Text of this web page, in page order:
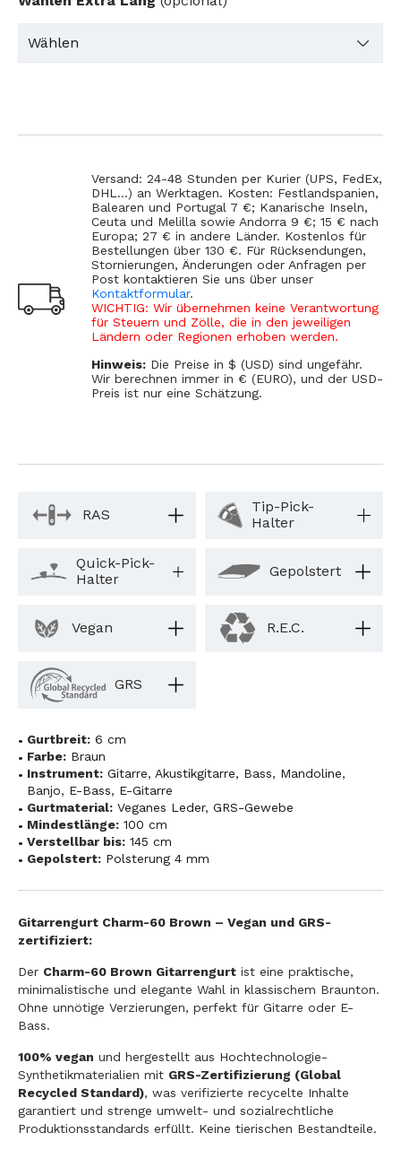
Versand: 24-48 Stunden per Kurier (UPS, FedEx,
DHL...) an Werktagen. Kosten: Festlandspanien,
Balearen und Portugal 7 €; Kanarische Inseln,
Ceuta und Melilla sowie Andorra 9 €; 15 € nach
Europa; 27 € in andere Länder. Kostenlos für
Bestellungen über 130 €. Für Rücksendungen,
Stornierungen, Änderungen oder Anfragen per
Post kontaktieren Sie uns über unser
Kontaktformular.
WICHTIG: Wir übernehmen keine Verantwortung
für Steuern und Zölle, die in den jeweiligen
Ländern oder Regionen erhoben werden.
Hinweis: Die Preise in $ (USD) sind ungefähr.
Wir berechnen immer in € (EURO), und der USD-
Preis ist nur eine Schätzung.
RAS
Tip-Pick-
Halter
Quick-Pick-
Halter
Gepolstert
Vegan R.E.C.
GRS
Gurtbreit: 6 cm
Farbe: Braun
Instrument: Gitarre, Akustikgitarre, Bass, Mandoline,
Banjo, E-Bass, E-Gitarre
Gurtmaterial: Veganes Leder, GRS-Gewebe
Mindestlänge: 100 cm
Verstellbar bis: 145 cm
Gepolstert: Polsterung 4 mm
Gitarrengurt Charm-60 Brown – Vegan und GRS-
zertifiziert:
Der Charm-60 Brown Gitarrengurt ist eine praktische,
minimalistische und elegante Wahl in klassischem Braunton.
Ohne unnötige Verzierungen, perfekt für Gitarre oder E-
Bass.
100% vegan und hergestellt aus Hochtechnologie-
Synthetikmaterialien mit GRS-Zertifizierung (Global
Recycled Standard), was verifizierte recycelte Inhalte
garantiert und strenge umwelt- und sozialrechtliche
Produktionsstandards erfüllt. Keine tierischen Bestandteile.